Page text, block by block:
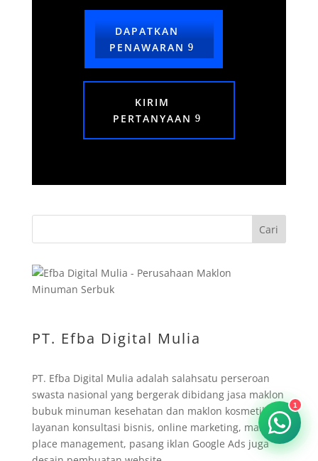
DAPATKAN
PENAWARAN
KIRIM
PERTANYAAN
Cari
PT. Efba Digital Mulia
PT. Efba Digital Mulia adalah salahsatu perseroan
swasta nasional yang bergerak dibidang jasa maklon
bubuk minuman kesehatan dan maklon kosmetika,
layanan konsultasi bisnis, online marketing, market
place management, pasang iklan Google Ads juga
1